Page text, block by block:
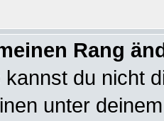
Rang
du nicht
unter